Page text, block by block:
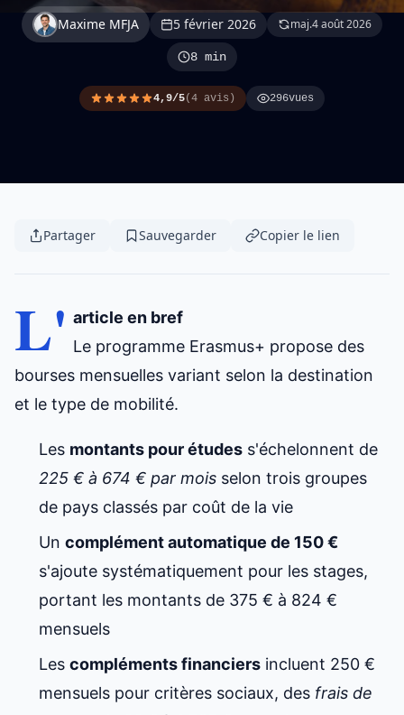
Maxime MFJA 5 février 2026 maj.4 août 2026
8 min
4,9/5(4 avis) 296vues
Partager Sauvegarder Copier le lien
L' article en bref
Le programme Erasmus+ propose des
bourses mensuelles variant selon la destination
et le type de mobilité.
Les montants pour études s'échelonnent de
225 € à 674 € par mois selon trois groupes
de pays classés par coût de la vie
Un complément automatique de 150 €
s'ajoute systématiquement pour les stages,
portant les montants de 375 € à 824 €
mensuels
Les compléments financiers incluent 250 €
mensuels pour critères sociaux, des frais de